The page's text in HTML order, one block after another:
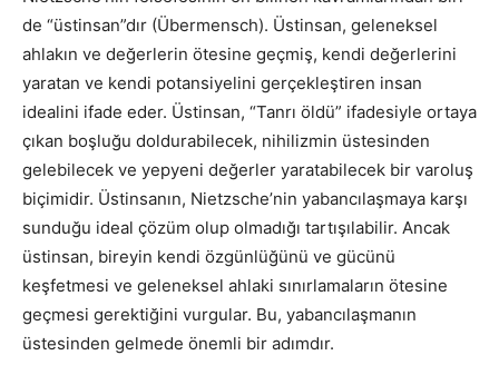
de “üstinsan”dır (Übermensch). Üstinsan, geleneksel
ahlakın ve değerlerin ötesine geçmiş, kendi değerlerini
yaratan ve kendi potansiyelini gerçekleştiren insan
idealini ifade eder. Üstinsan, “Tanrı öldü” ifadesiyle ortaya
çıkan boşluğu doldurabilecek, nihilizmin üstesinden
gelebilecek ve yepyeni değerler yaratabilecek bir varoluş
biçimidir. Üstinsanın, Nietzsche’nin yabancılaşmaya karşı
sunduğu ideal çözüm olup olmadığı tartışılabilir. Ancak
üstinsan, bireyin kendi özgünlüğünü ve gücünü
keşfetmesi ve geleneksel ahlaki sınırlamaların ötesine
geçmesi gerektiğini vurgular. Bu, yabancılaşmanın
üstesinden gelmede önemli bir adımdır.